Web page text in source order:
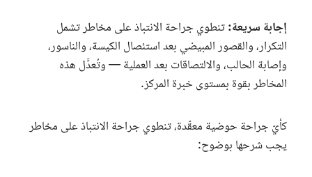
إجابة سريعة:تنطوي جراحة الانتباذ على مخاطر تشمل
التكرار، والقصور المبيضي بعد استئصال الكيسة، والناسور،
وإصابة الحالب، والالتصاقات بعد العملية — وتُعدَّل هذه
المخاطر بقوة بمستوى خبرة المركز.
كأيّ جراحة حوضية معقّدة، تنطوي جراحة الانتباذ على مخاطر
يجب شرحها بوضوح: